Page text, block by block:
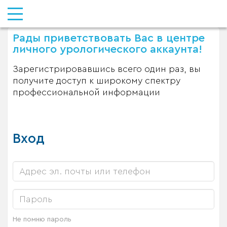
Рады приветствовать Вас в центре
личного урологического аккаунта!
Зарегистрировавшись всего один раз, вы
получите доступ к широкому спектру
профессиональной информации
Вход
Не помню пароль